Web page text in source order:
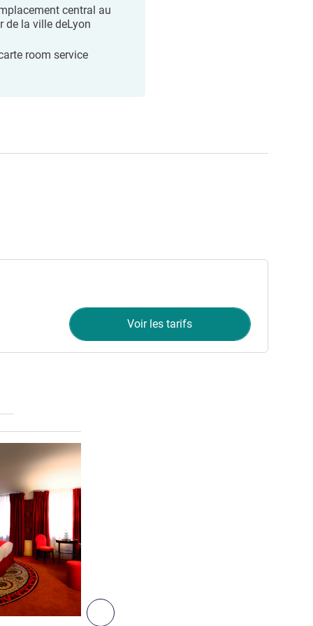
central au
de la ville deLyon
room service
Voir les tarifs
Suivant - Chambre